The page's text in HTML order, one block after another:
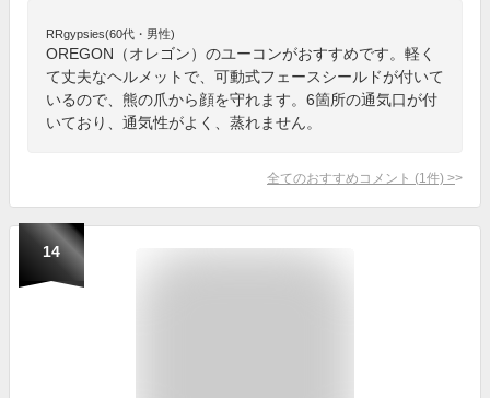
RRgypsies(60代・男性)
OREGON（オレゴン）のユーコンがおすすめです。軽く
て丈夫なヘルメットで、可動式フェースシールドが付いて
いるので、熊の爪から顔を守れます。6箇所の通気口が付
いており、通気性がよく、蒸れません。
全てのおすすめコメント (1 件) >
14